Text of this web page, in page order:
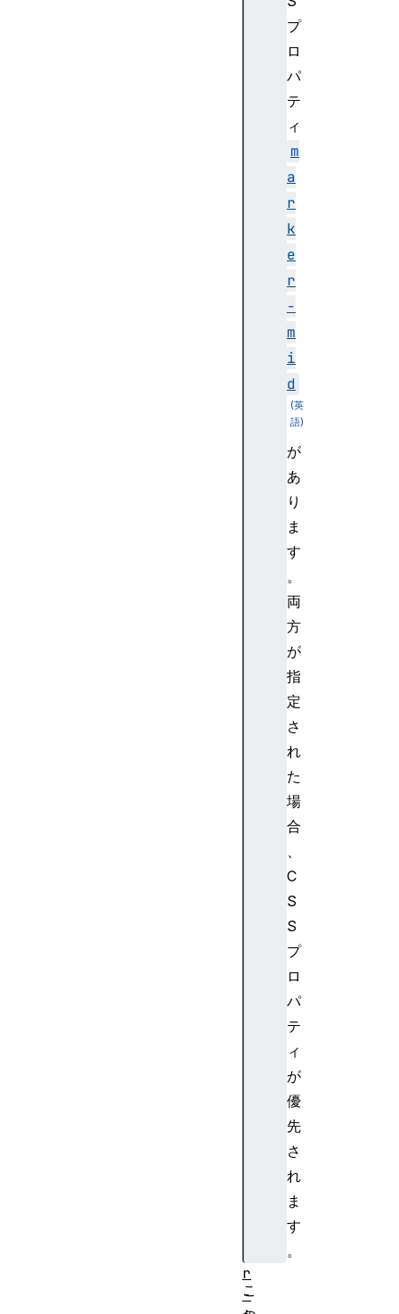
プ
ロ
パ
テ
ィ
m
a
r
k
e
r
-
m
i
d
が
あ
り
ま
す
。
両
方
が
指
定
さ
れ
た
場
合
C
S
S
プ
ロ
パ
テ
ィ
が
優
先
さ
れ
ま
す
。
こ
r
-